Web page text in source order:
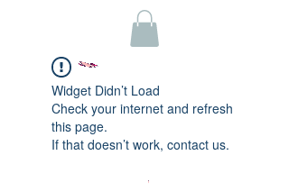
Widget Didn’t Load
Check your internet and refresh
this page.
If that doesn’t work, contact us.